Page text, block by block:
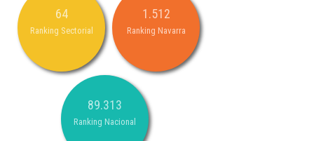
64
Ranking Sectorial
1.512
Ranking Navarra
89.313
Ranking Nacional